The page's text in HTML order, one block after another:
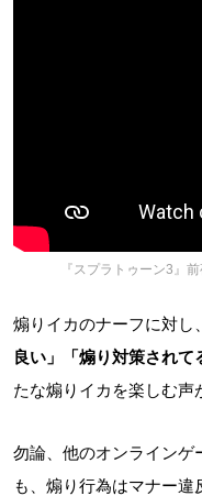
『スプラトゥーン3』
煽りイカのナーフに対し
良い」「煽り対策されて
たな煽りイカを楽しむ声
勿論、他のオンラインゲ
も、煽り行為はマナー